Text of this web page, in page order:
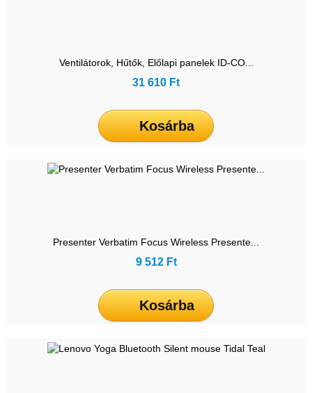
Ventilátorok, Hűtők, Előlapi panelek ID-CO...
31 610 Ft
Kosárba
Presenter Verbatim Focus Wireless Presente...
9 512 Ft
Kosárba